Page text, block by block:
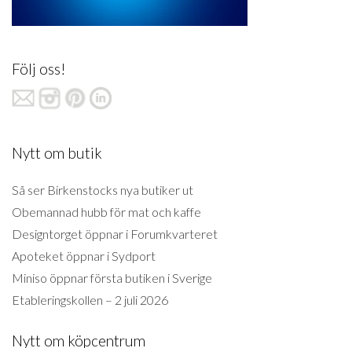
Följ oss!
Nytt om butik
Så ser Birkenstocks nya butiker ut
Obemannad hubb för mat och kaffe
Designtorget öppnar i Forumkvarteret
Apoteket öppnar i Sydport
Miniso öppnar första butiken i Sverige
Etableringskollen – 2 juli 2026
Nytt om köpcentrum